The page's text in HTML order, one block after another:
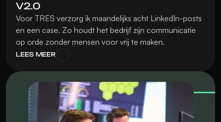
V2.0
Voor TRES verzorg ik maandelijks acht LinkedIn-posts
en een case. Zo houdt het bedrijf zijn communicatie
op orde zonder mensen voor vrij te maken.
LEES MEER